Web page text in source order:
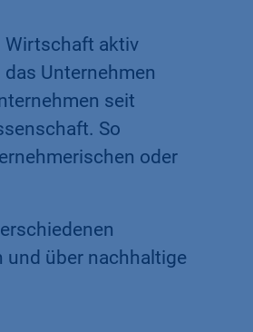
Wirtschaft aktiv
Unternehmen
seit
So
oder
und über nachhaltige